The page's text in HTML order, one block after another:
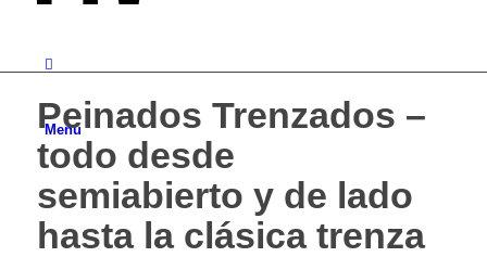
Menú
Peinados Trenzados –
todo desde
semiabierto y de lado
hasta la clásica trenza